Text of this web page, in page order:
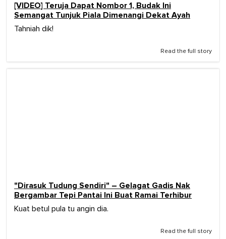
[VIDEO] Teruja Dapat Nombor 1, Budak Ini
Semangat Tunjuk Piala Dimenangi Dekat Ayah
Tahniah dik!
Read the full story
"Dirasuk Tudung Sendiri" – Gelagat Gadis Nak
Bergambar Tepi Pantai Ini Buat Ramai Terhibur
Kuat betul pula tu angin dia.
Read the full story